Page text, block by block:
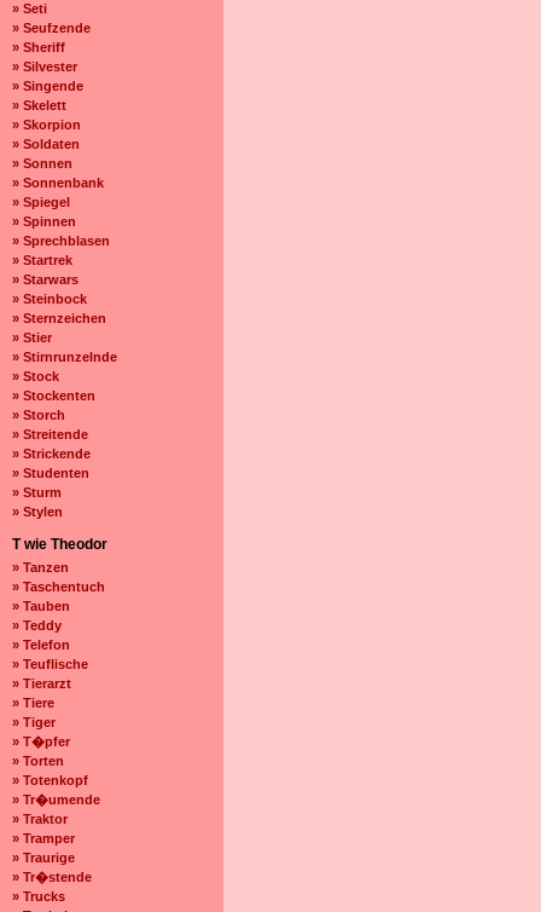
» Seti
» Seufzende
» Sheriff
» Silvester
» Singende
» Skelett
» Skorpion
» Soldaten
» Sonnen
» Sonnenbank
» Spiegel
» Spinnen
» Sprechblasen
» Startrek
» Starwars
» Steinbock
» Sternzeichen
» Stier
» Stirnrunzelnde
» Stock
» Stockenten
» Storch
» Streitende
» Strickende
» Studenten
» Sturm
» Stylen
T wie Theodor
» Tanzen
» Taschentuch
» Tauben
» Teddy
» Telefon
» Teuflische
» Tierarzt
» Tiere
» Tiger
» T�pfer
» Torten
» Totenkopf
» Tr�umende
» Traktor
» Tramper
» Traurige
» Tr�stende
» Trucks